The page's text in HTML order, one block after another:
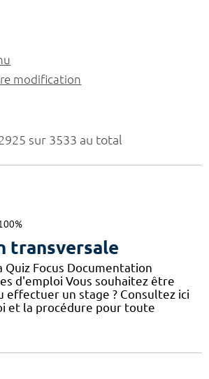
sur 3533 au total
transversale
Quiz Focus Documentation
d'emploi Vous souhaitez être
effectuer un stage ? Consultez ici
et la procédure pour toute
modification